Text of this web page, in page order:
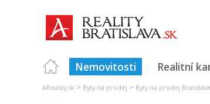
Nemovitosti Realitní
AReality.sk > Byty na prodej > Byty na prodej Bratislava